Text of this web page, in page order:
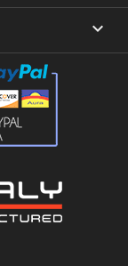
keyboard_arrow_down